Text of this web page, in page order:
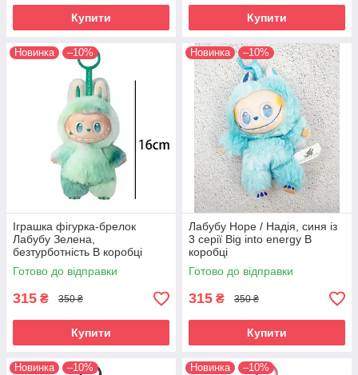
Купити Купити
Новинка –10%
Іграшка фігурка-брелок
Лабубу Зелена,
безтурботнiсть В коробці
Готово до відправки
315 ₴ 350 ₴
Купити
Новинка –10%
Лабубу Hope / Надiя, cиня із
3 серії Big into energy В
коробці
Готово до відправки
315 ₴ 350 ₴
Купити
Новинка –10% Новинка –10%